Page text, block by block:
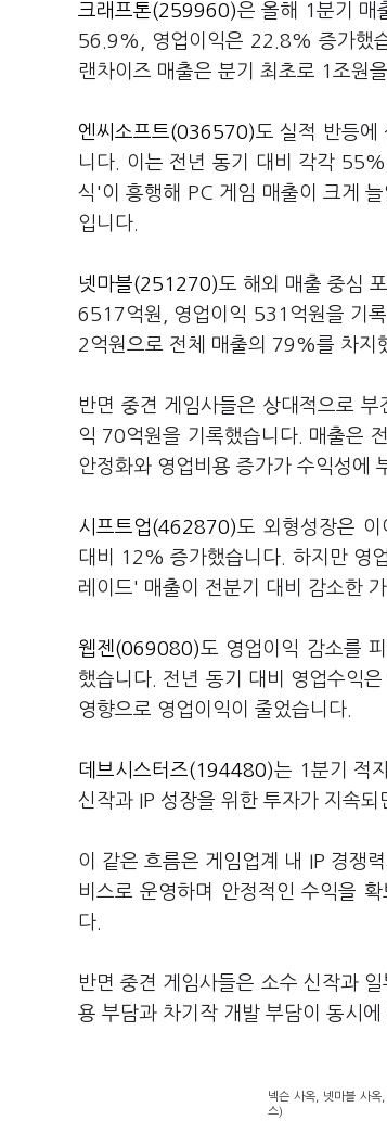
크래프톤(259960)은 올해 1분기 매
56.9%, 영업이익은 22.8% 증가했
랜차이즈 매출은 분기 최초로 1조원
엔씨소프트(036570)도 실적 반등에
니다. 이는 전년 동기 대비 각각
식'이 흥행해 PC 게임 매출이 크게
입니다.
넷마블(251270)도 해외 매출 중심
6517억원, 영업이익 531억원을 기
2억원으로 전체 매출의 79%를 차지
반면 중견 게임사들은 상대적으로 부
익 70억원을 기록했습니다. 매출은
안정화와 영업비용 증가가 수익성에
시프트업(462870)도 외형성장은
대비 12% 증가했습니다. 하지만 영
레이드' 매출이 전분기 대비 감소한
웹젠(069080)도 영업이익 감소를
했습니다. 전년 동기 대비 영업수익
영향으로 영업이익이 줄었습니다.
데브시스터즈(194480)는 1분기 적
신작과 IP 성장을 위한 투자가 지속되
이 같은 흐름은 게임업계 내 IP 경쟁
비스로 운영하며 안정적인 수익을
다.
반면 중견 게임사들은 소수 신작과
용 부담과 차기작 개발 부담이 동시에
넥슨 사옥, 넷마블 사
스)